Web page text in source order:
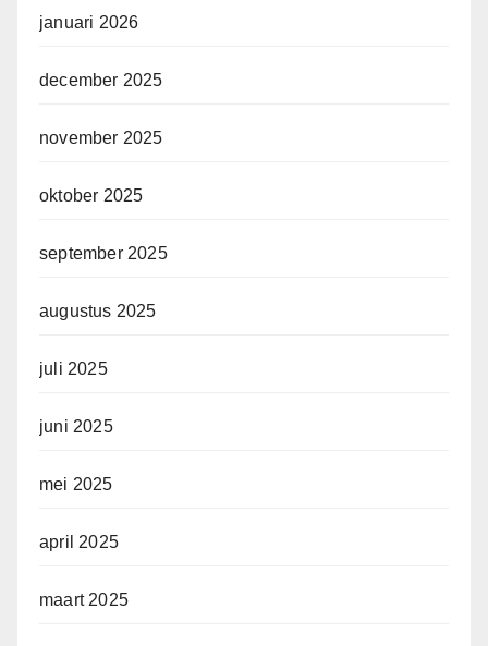
januari 2026
december 2025
november 2025
oktober 2025
september 2025
augustus 2025
juli 2025
juni 2025
mei 2025
april 2025
maart 2025